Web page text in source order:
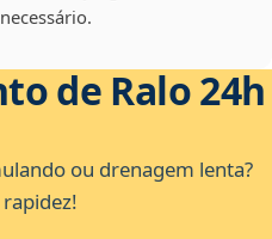
de Ralo 24h
ou drenagem lenta?